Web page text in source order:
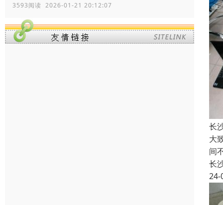
3593阅读 2026-01-21 20:12:07
长
大
间
长
24-